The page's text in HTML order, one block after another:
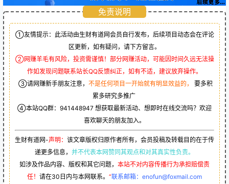
免责说明
①友情提示：此活动由生财有道网会员自行发布，后续项目动态会在评论
区更新，如有疑问，请下方留言。
②网赚羊毛有风险，投资需谨慎！部分网赚活动，可能因时间久远无法操
作如发现问题联系站长QQ反馈纠正，如有不适，建议放弃操作。
③请网赚新手朋友注意， 不是任何项目一开始就有明显效益的，
要多积
累多研究多推广
④本站QQ群： 941448947 想获取最新活动、想即时在线交流吗？欢迎
喜欢聊天的朋友加入。
生财有道网-声明： 该文章版权归原作者所有，会员投稿及转载目的在于传
递更多信息， 并不代表本网赞同其观点和对其真实性负责。
如涉及作品内容、版权和其它问题， 本站不对内容传播行为承担赔偿责
任！ 请在30日内与本网联系。 “联系邮箱：enofun@foxmail.com